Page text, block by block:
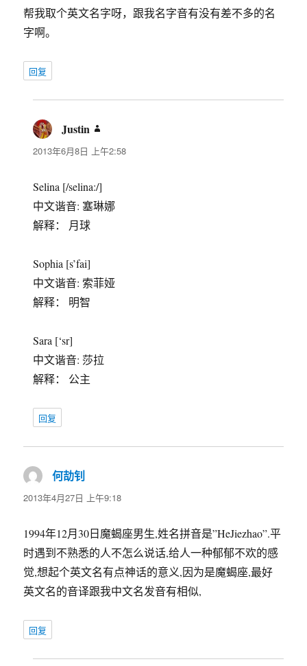
帮我取个英文名字呀，跟我名字音有没有差不多的名
字啊。
回复
Justin
道：
2013年6月8日 上午2:58
Selina [/selina:/]
中文谐音: 塞琳娜
解释： 月球
Sophia [s’fai]
中文谐音: 索菲娅
解释： 明智
Sara [‘sr]
中文谐音: 莎拉
解释： 公主
回复
何劼钊
道：
2013年4月27日 上午9:18
1994年12月30日魔蝎座男生,姓名拼音是”HeJiezhao”.平
时遇到不熟悉的人不怎么说话,给人一种郁郁不欢的感
觉,想起个英文名有点神话的意义,因为是魔蝎座,最好
英文名的音译跟我中文名发音有相似,
回复